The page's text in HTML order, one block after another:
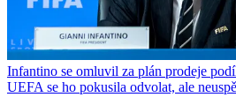
Infantino se omluvil za plán prodeje
UEFA se ho pokusila odvolat, ale